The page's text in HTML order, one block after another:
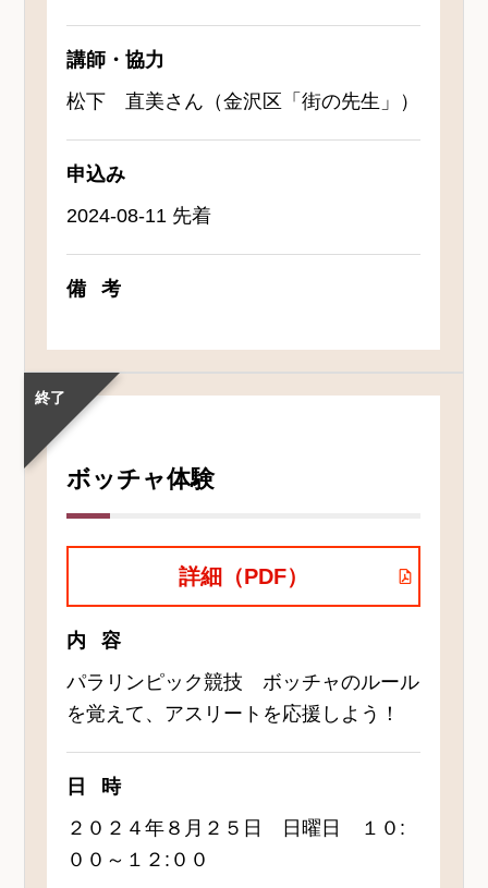
講師・協力
松下 直美さん（金沢区「街の先生」）
申込み
2024-08-11 先着
備考
終了
ボッチャ体験
詳細（PDF）
内容
パラリンピック競技 ボッチャのルール
を覚えて、アスリートを応援しよう！
日時
２０２４年８月２５日 日曜日 １０:
００～１２:００